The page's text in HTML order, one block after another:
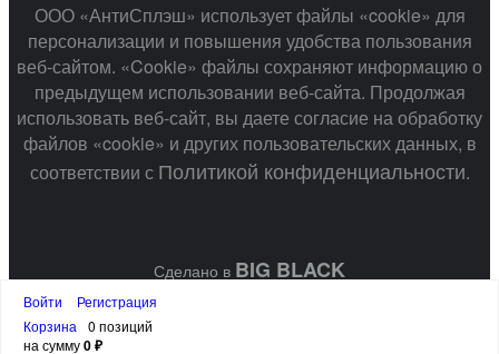
ООО «АнтиСплэш» использует файлы «cookie» для
персонализации и повышения удобства пользования
веб-сайтом. «Cookie» файлы сохраняют информацию о
предыдущем использовании веб-сайта. Продолжая
использовать веб-сайт, вы даете согласие на обработку
файлов «cookie» и других пользовательских данных, в
соответствии с Политикой конфиденциальности.
Сделано в BIG BLACK
Войти
Регистрация
Корзина
0 позиций
на сумму0 ₽